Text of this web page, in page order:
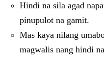
Hindi na sila agad
pinupulot na gamit.
Mas kaya nilang
magwalis nang hindi